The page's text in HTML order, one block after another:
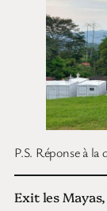
P.S. Réponse à
Exit les